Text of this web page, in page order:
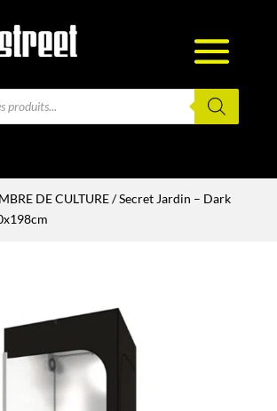
DE CULTURE/ Secret Jardin – Dark